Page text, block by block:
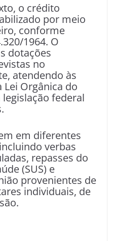
o crédito
por meio
conforme
1964. O
dotações
no
atendendo às
Orgânica do
federal
em diferentes
verbas
repasses do
(SUS) e
provenientes de
individuais, de